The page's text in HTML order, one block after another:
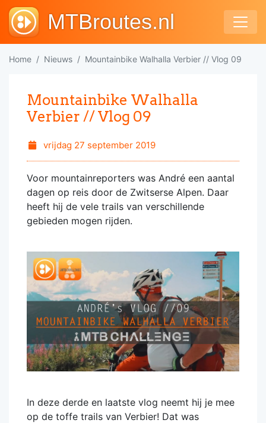
MTBroutes.nl
Home Nieuws Mountainbike Walhalla Verbier // Vlog 09
Mountainbike Walhalla
Verbier // Vlog 09
vrijdag 27 september 2019
Voor mountainreporters was André een aantal
dagen op reis door de Zwitserse Alpen. Daar
heeft hij de vele trails van verschillende
gebieden mogen rijden.
In deze derde en laatste vlog neemt hij je mee
op de toffe trails van Verbier! Dat was